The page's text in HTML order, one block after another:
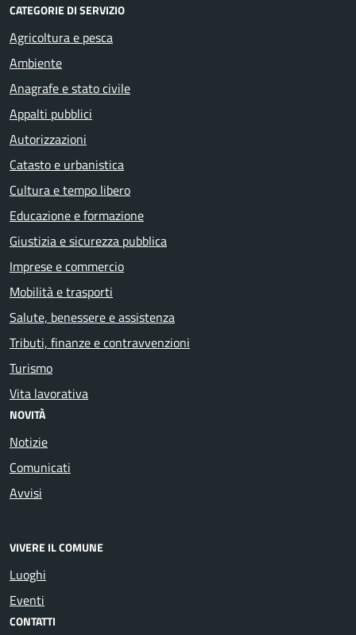
CATEGORIE DI SERVIZIO
Agricoltura e pesca
Ambiente
Anagrafe e stato civile
Appalti pubblici
Autorizzazioni
Catasto e urbanistica
Cultura e tempo libero
Educazione e formazione
Giustizia e sicurezza pubblica
Imprese e commercio
Mobilità e trasporti
Salute, benessere e assistenza
Tributi, finanze e contravvenzioni
Turismo
Vita lavorativa
NOVITÀ
Notizie
Comunicati
Avvisi
VIVERE IL COMUNE
Luoghi
Eventi
CONTATTI